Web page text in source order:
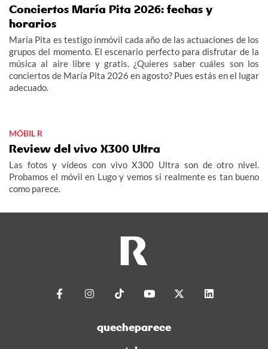
Conciertos María Pita 2026: fechas y
horarios
María Pita es testigo inmóvil cada año de las actuaciones de los
grupos del momento. El escenario perfecto para disfrutar de la
música al aire libre y gratis. ¿Quieres saber cuáles son los
conciertos de María Pita 2026 en agosto? Pues estás en el lugar
adecuado.
MÓBIL R
Review del vivo X300 Ultra
Las fotos y vídeos con vivo X300 Ultra son de otro nivel.
Probamos el móvil en Lugo y vemos si realmente es tan bueno
como parece.
quecheparece